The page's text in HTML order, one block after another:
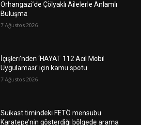
Orhangazi’de Çölyaklı Ailelerle Anlamlı
Buluşma
7 Ağustos 2026
İçişleri’nden ‘HAYAT 112 Acil Mobil
Uygulaması’ için kamu spotu
7 Ağustos 2026
Suikast timindeki FETÖ mensubu
Karatepe’nin gösterdiği bölgede arama